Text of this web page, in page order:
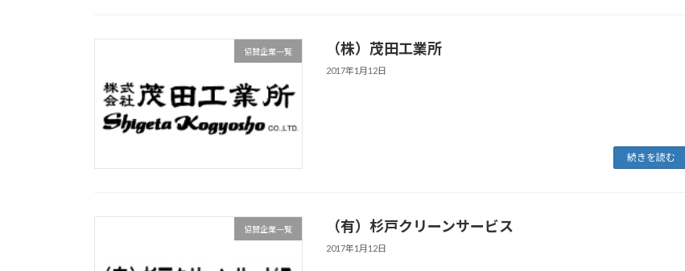
協賛企業一覧 （株）茂田工業所
2017年1月12日
続きを読む
協賛企業一覧 （有）杉戸クリーンサービス
2017年1月12日